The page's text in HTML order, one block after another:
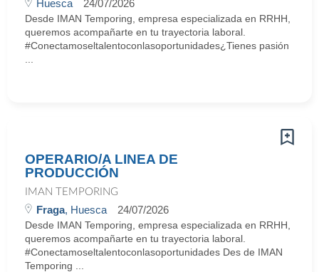
Huesca 24/07/2026
Desde IMAN Temporing, empresa especializada en RRHH,
queremos acompañarte en tu trayectoria laboral.
#Conectamoseltalentoconlasoportunidades¿Tienes pasión
OPERARIO/A LINEA DE
PRODUCCIÓN
IMAN TEMPORING
Fraga, Huesca 24/07/2026
Desde IMAN Temporing, empresa especializada en RRHH,
queremos acompañarte en tu trayectoria laboral.
#Conectamoseltalentoconlasoportunidades Des de IMAN
Temporing ...